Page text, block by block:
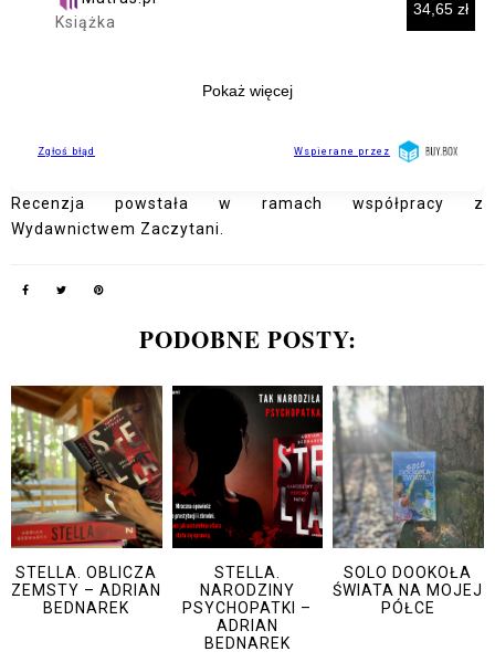
Recenzja powstała w ramach współpracy z
Wydawnictwem Zaczytani.
PODOBNE POSTY:
STELLA. OBLICZA
ZEMSTY – ADRIAN
BEDNAREK
STELLA.
NARODZINY
PSYCHOPATKI –
ADRIAN
BEDNAREK
SOLO DOOKOŁA
ŚWIATA NA MOJEJ
PÓŁCE